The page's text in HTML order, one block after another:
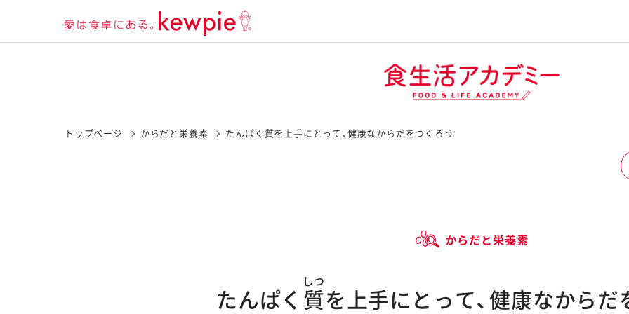
トップページ からだと栄養素 たんぱく質を上手にとって、健康なからだをつくろう
たんぱく 質
しつ
を上手にとって、健康なからだ